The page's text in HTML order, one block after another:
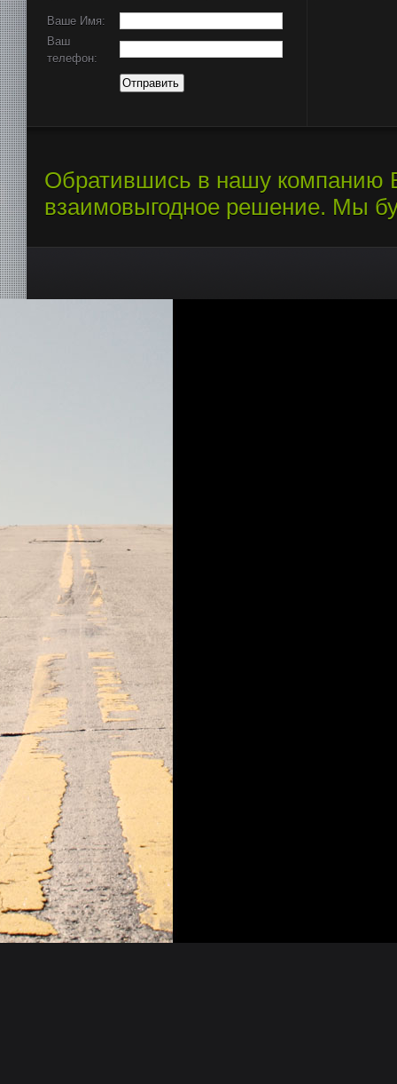
Ваше Имя:
Ваш
телефон:
Отправить
Обратившись в нашу компанию
взаимовыгодное решение. Мы